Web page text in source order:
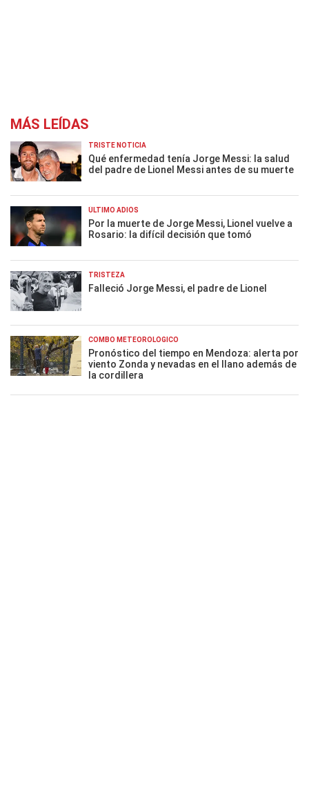
MÁS LEÍDAS
TRISTE NOTICIA
Qué enfermedad tenía Jorge Messi: la salud
del padre de Lionel Messi antes de su muerte
ÚLTIMO ADIÓS
Por la muerte de Jorge Messi, Lionel vuelve a
Rosario: la difícil decisión que tomó
TRISTEZA
Falleció Jorge Messi, el padre de Lionel
COMBO METEOROLÓGICO
Pronóstico del tiempo en Mendoza: alerta por
viento Zonda y nevadas en el llano además de
la cordillera